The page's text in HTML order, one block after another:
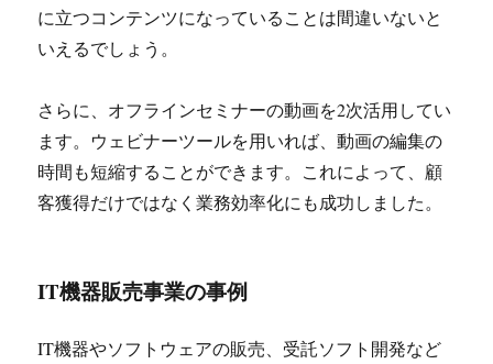
に立つコンテンツになっていることは間違いないと
いえるでしょう。
さらに、オフラインセミナーの動画を2次活用してい
ます。ウェビナーツールを用いれば、動画の編集の
時間も短縮することができます。これによって、顧
客獲得だけではなく業務効率化にも成功しました。
IT機器販売事業の事例
IT機器やソフトウェアの販売、受託ソフト開発など